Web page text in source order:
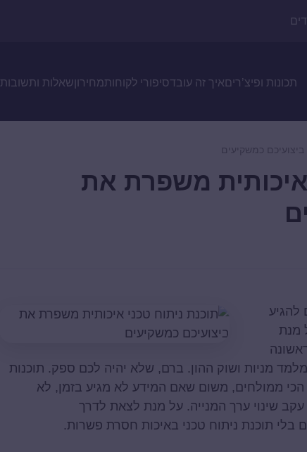
תכונות ופיצ’ריםאיך זה עובדסיפורי לקוחותמחירוןשאלות ותשובות
כמשקיעים
איכותית משפרת את
להגיע
מנת
מניות ושוק ההון. ברם, שלא יהיה לכם ספק. תוכנות
הכי ממולחים, משום שאם המידע לא מגיע בזמן, לא
שינוי ערך המנייה. על מנת לצאת לדרך
בלי תוכנת ניתוח טכני באיכות חסרת פשרות.